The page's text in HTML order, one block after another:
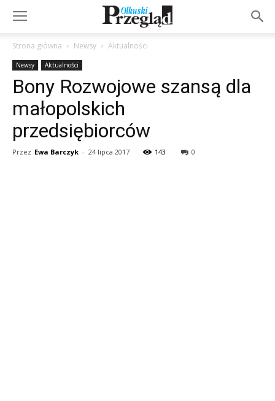
Strona główna Newsy Aktualności
Newsy Aktualności
Bony Rozwojowe szansą dla
małopolskich
przedsiębiorców
Przez Ewa Barczyk - 24 lipca 2017 143 0